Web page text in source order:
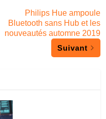
Philips Hue ampoule
Bluetooth sans Hub et les
nouveautés automne 2019
Suivant